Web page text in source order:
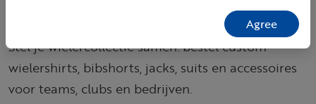
Stel je wielercollectie samen: bestel custom
wielershirts, bibshorts, jacks, suits en accessoires
voor teams, clubs en bedrijven.
Agree